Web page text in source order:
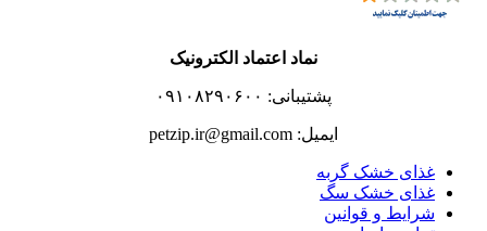
نماد اعتماد الکترونیک
پشتیبانی: ۰۹۱۰۸۲۹۰۶۰۰
ایمیل: petzip.ir@gmail.com
غذای خشک گربه
غذای خشک سگ
شرایط و قوانین